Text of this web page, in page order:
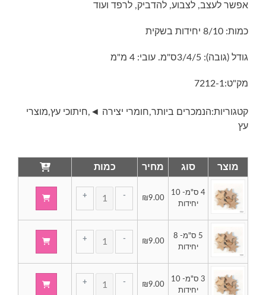
אפשר לעצב, לצבוע, להדביק, לרפד ועוד
כמות: 8/10 יחידות בשקית
גודל (גובה): 3/4/5ס"מ. עובי: 4 מ"מ
מק"ט: 7212-1
קטגוריות:הנמכרים ביותר,חומרי יצירה ◄ ,חיתוכי עץ,מוצרי
עץ
מוצר סוג מחיר
4 ס"מ- 10
יחידות
₪9.00
-
של
ליצירה
3/4/5
+
5 ס"מ- 8
יחידות
₪9.00
-
של
ליצירה
+
3 ס"מ- 10
יחידות
₪9.00
-
של
+